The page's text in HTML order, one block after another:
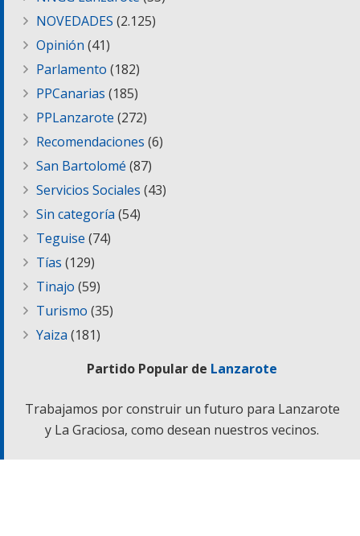
NOVEDADES (2.125)
Opinión (41)
Parlamento (182)
PPCanarias (185)
PPLanzarote (272)
Recomendaciones (6)
San Bartolomé (87)
Servicios Sociales (43)
Sin categoría (54)
Teguise (74)
Tías (129)
Tinajo (59)
Turismo (35)
Yaiza (181)
Partido Popular de Lanzarote
Trabajamos por construir un futuro para Lanzarote
y La Graciosa, como desean nuestros vecinos.